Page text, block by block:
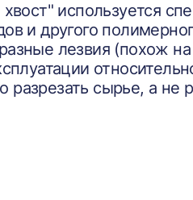
используется
и другого
лезвия (похож на
сырье, а не